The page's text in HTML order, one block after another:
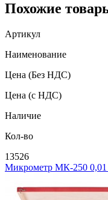
Похожие
Артикул
Наименование
Цена (Без НДС)
Цена (с НДС)
Наличие
Кол-во
13526
Микрометр МК-250 0,01